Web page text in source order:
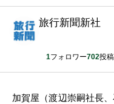
旅行新聞新社
1フォロワー702投稿
加賀屋（渡辺崇嗣社長